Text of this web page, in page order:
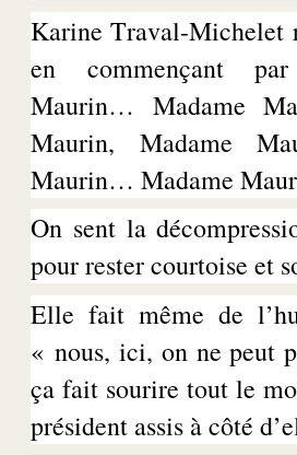
KarineTraval-Michelet
en commençant
Maurin… Madame
Maurin, Madame
Maurin… Madame
On sent la
pour rester courtoise et
Elle fait même de
« nous, ici, on ne peut
ça fait sourire tout le
président assis à côté